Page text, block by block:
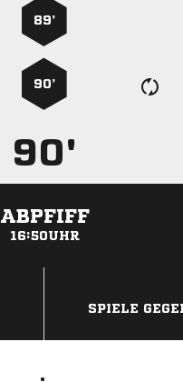
89’
90’
90'
ABPFIFF
16:50UHR
SPIELE